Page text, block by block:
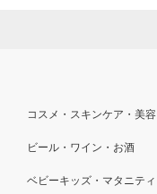
コスメ・スキンケア・美容
ビール・ワイン・お酒
ベビーキッズ・マタニティ